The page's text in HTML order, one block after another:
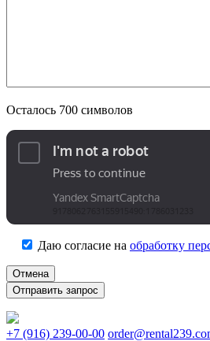
Осталось 700 символов
Даю согласие на обработку
Отмена
+7 (916) 239-00-00